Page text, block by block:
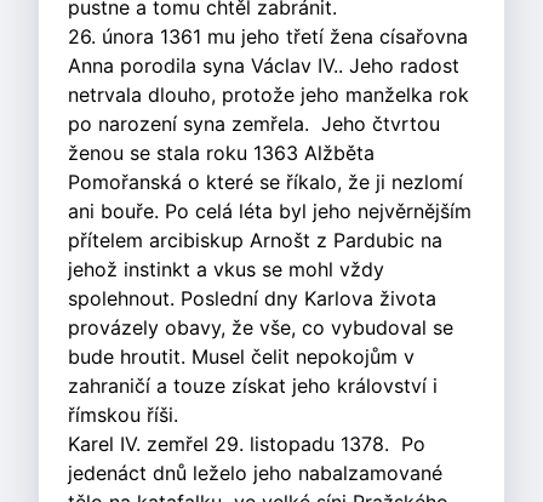
pustne a tomu chtěl zabránit.
26. února 1361 mu jeho třetí žena císařovna
Anna porodila syna Václav IV.. Jeho radost
netrvala dlouho, protože jeho manželka rok
po narození syna zemřela. Jeho čtvrtou
ženou se stala roku 1363 Alžběta
Pomořanská o které se říkalo, že ji nezlomí
ani bouře. Po celá léta byl jeho nejvěrnějším
přítelem arcibiskup Arnošt z Pardubic na
jehož instinkt a vkus se mohl vždy
spolehnout. Poslední dny Karlova života
provázely obavy, že vše, co vybudoval se
bude hroutit. Musel čelit nepokojům v
zahraničí a touze získat jeho království i
římskou říši.
Karel IV. zemřel 29. listopadu 1378. Po
jedenáct dnů leželo jeho nabalzamované